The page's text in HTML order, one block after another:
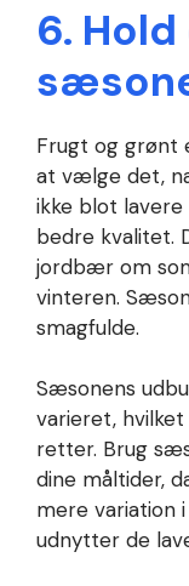
6.
Frugt og grønt
at vælge det,
ikke blot lavere
bedre kvalitet.
jordbær om
vinteren.
smagfulde.
Sæsonens
varieret,
retter. Brug
dine måltider,
mere variation
udnytter de